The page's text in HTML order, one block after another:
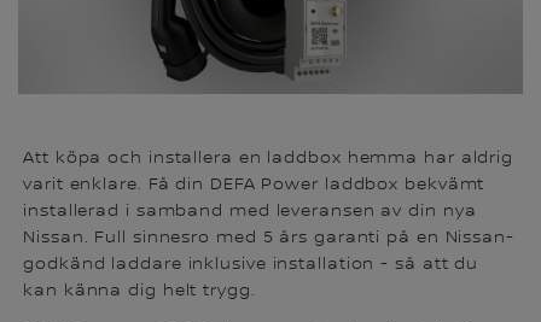
Att köpa och installera en laddbox hemma har aldrig
varit enklare. Få din DEFA Power laddbox bekvämt
installerad i samband med leveransen av din nya
Nissan. Full sinnesro med 5 års garanti på en Nissan-
godkänd laddare inklusive installation - så att du
kan känna dig helt trygg.